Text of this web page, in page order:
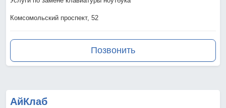
Комсомольский проспект, 52
Позвонить
АйКлаб